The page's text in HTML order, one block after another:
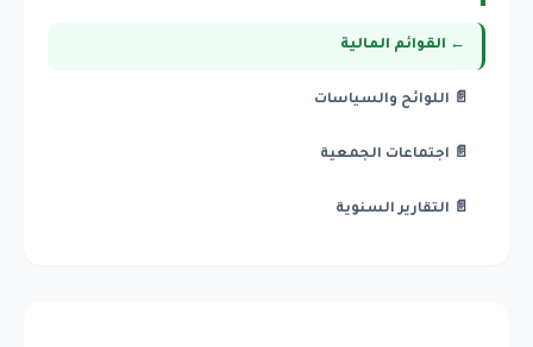
← القوائم المالية
📄 اللوائح والسياسات
📄 اجتماعات الجمعية
📄 التقارير السنوية